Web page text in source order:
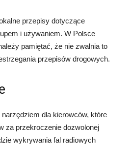
przepisy dotyczące
i używaniem. W Polsce
pamiętać, że nie zwalnia to
przepisów drogowych.
dla kierowców, które
za przekroczenie dozwolonej
wykrywania fal radiowych